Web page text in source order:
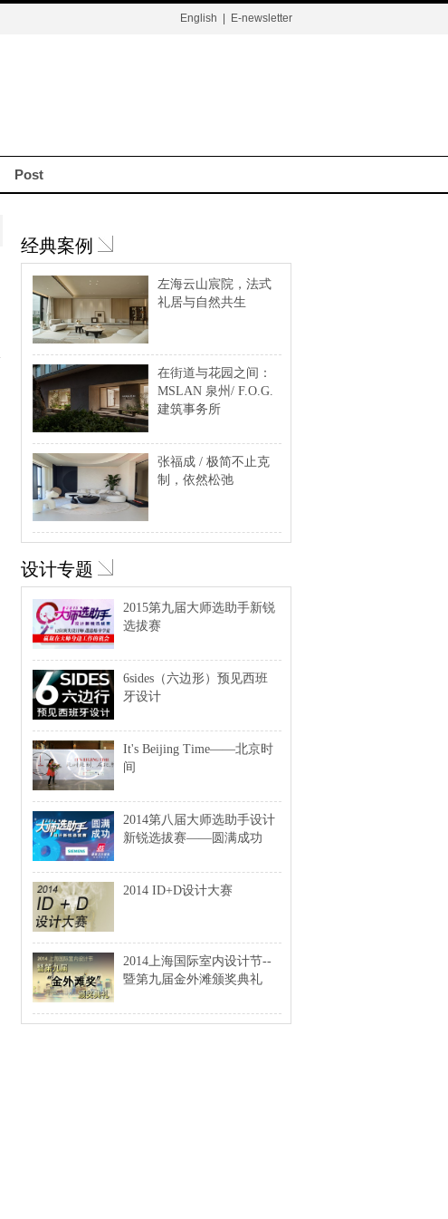
English E-newsletter
Post
经典案例
左海云山宸院，法式
礼居与自然共生
在街道与花园之间：
MSLAN 泉州/ F.O.G.
建筑事务所
张福成 / 极简不止克
制，依然松弛
设计专题
2015第九届大师选助手新锐
选拔赛
6sides（六边形）预见西班
牙设计
It's Beijing Time——北京时
间
2014第八届大师选助手设计
新锐选拔赛——圆满成功
2014 ID+D设计大赛
2014上海国际室内设计节--
暨第九届金外滩颁奖典礼